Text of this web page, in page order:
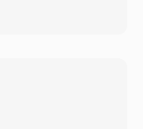
ดเสียง ข้อดี